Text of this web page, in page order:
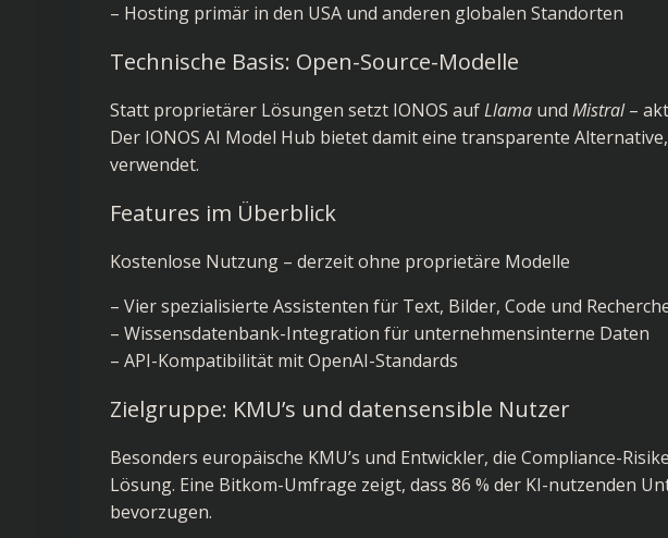
– Hosting primär in den USA und anderen globalen Standorten
Technische Basis: Open-Source-Modelle
Statt proprietärer Lösungen setzt IONOS aufLlama und Mistral–
Der IONOS AI Model Hub bietet damit eine transparente
verwendet.
Features im Überblick
Kostenlose Nutzung – derzeit ohne proprietäre Modelle
– Vier spezialisierte Assistenten für Text, Bilder, Code und
– Wissensdatenbank-Integration für unternehmensinterne Daten
– API-Kompatibilität mit OpenAI-Standards
Zielgruppe: KMU’s und datensensible Nutzer
Besonders europäische KMU’s und Entwickler, die Compliance-
Lösung. Eine Bitkom-Umfrage zeigt, dass 86 % der KI-nutzenden
bevorzugen.